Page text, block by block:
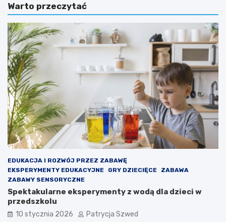
c
a
m
o
t
y
w
a
c
y
j
n
a
d
l
a
d
z
i
e
i
–
e
g
o
t
a
k
w
a
ż
n
e
j
e
s
t
t
o
,
b
y
z
i
Warto przeczytać
EDUKACJA I ROZWÓJ PRZEZ ZABAWĘ
EKSPERYMENTY EDUKACYJNE
GRY DZIECIĘCE
ZABAWA
ZABAWY SENSORYCZNE
Spektakularne eksperymenty z wodą dla dzieci w
przedszkolu
10 stycznia 2026 Patrycja Szwed